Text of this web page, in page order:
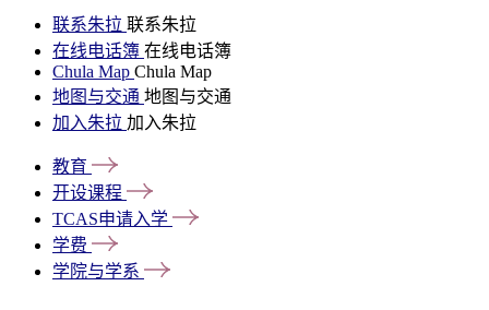
联系朱拉 联系朱拉
在线电话簿 在线电话簿
Chula Map Chula Map
地图与交通 地图与交通
加入朱拉 加入朱拉
教育
开设课程
TCAS申请入学
学费
学院与学系